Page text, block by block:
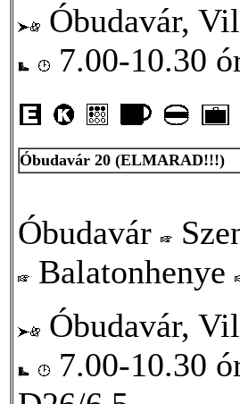
Óbudavár,
7.00-10.30
Óbudavár 20 (ELMARAD!!!)
Óbudavár
Balatonhenye
Óbudavár,
7.00-10.30